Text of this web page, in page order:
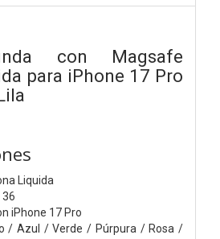
con Magsafe
para iPhone 17 Pro
Liquida
36
iPhone 17 Pro
/ Azul / Verde / Púrpura / Rosa /